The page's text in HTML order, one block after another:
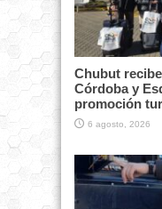
Chubut
Córdoba y
promoción
6 agosto, 2026